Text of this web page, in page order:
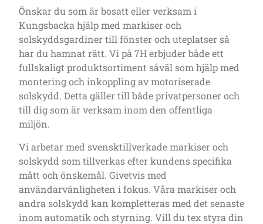
Önskar du som är bosatt eller verksam i
Kungsbacka hjälp med markiser och
solskyddsgardiner till fönster och uteplatser så
har du hamnat rätt. Vi på 7H erbjuder både ett
fullskaligt produktsortiment såväl som hjälp med
montering och inkoppling av motoriserade
solskydd. Detta gäller till både privatpersoner och
till dig som är verksam inom den offentliga
miljön.
Vi arbetar med svensktillverkade markiser och
solskydd som tillverkas efter kundens specifika
mått och önskemål. Givetvis med
användarvänligheten i fokus. Våra markiser och
andra solskydd kan kompletteras med det senaste
inom automatik och styrning. Vill du tex styra din